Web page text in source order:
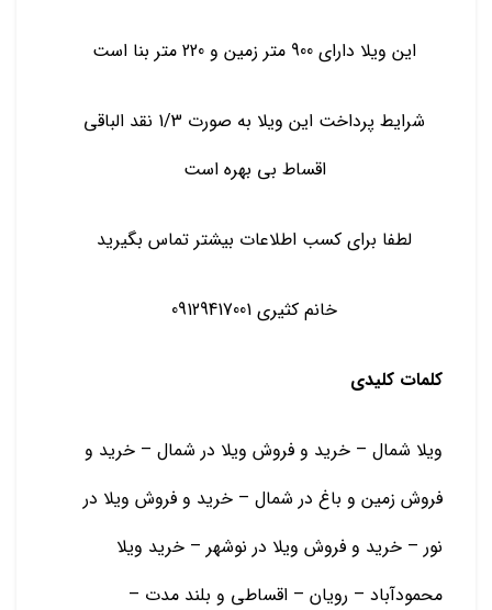
این ویلا دارای 900 متر زمین و 220 متر بنا است
شرایط پرداخت این ویلا به صورت 1/3 نقد الباقی
اقساط بی بهره است
لطفا برای کسب اطلاعات بیشتر تماس بگیرید
خانم کثیری 09129417001
کلمات کلیدی
ویلا شمال – خرید و فروش ویلا در شمال – خرید و
فروش زمین و باغ در شمال – خرید و فروش ویلا در
نور – خرید و فروش ویلا در نوشهر – خرید ویلا
محمودآباد – رویان – اقساطی و بلند مدت –